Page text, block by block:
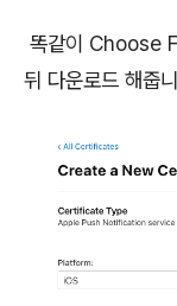
똑같이 Choose
뒤 다운로드 해줍